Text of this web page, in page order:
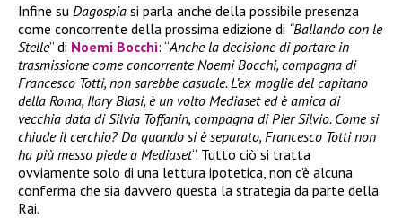
Infine su Dagospia si parla anche della possibile presenza
come concorrente della prossima edizione di “Ballando con le
Stelle” di Noemi Bocchi: “Anche la decisione di portare in
trasmissione come concorrente Noemi Bocchi, compagna di
Francesco Totti, non sarebbe casuale. L’ex moglie del capitano
della Roma, Ilary Blasi, è un volto Mediaset ed è amica di
vecchia data di Silvia Toffanin, compagna di Pier Silvio. Come si
chiude il cerchio? Da quando si è separato, Francesco Totti non
ha più messo piede a Mediaset“. Tutto ciò si tratta
ovviamente solo di una lettura ipotetica, non c’è alcuna
conferma che sia davvero questa la strategia da parte della
Rai.